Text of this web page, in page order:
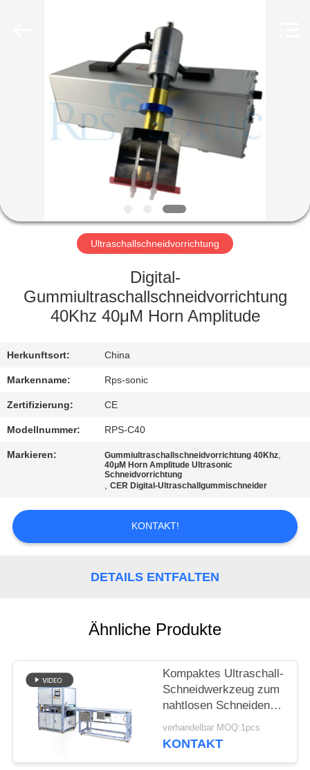
HAUS
PRODUKTE
FABRIK-
AUSFLUG
QUALITÄTSKONTROLLE
SIE
MIT
UNS
IN
VERBINDUNG
NACHRICHTEN
FÄLLE
DATENSCHUTZRICHTLINIE
Ultraschallschneidvorrichtung
Digital-
Gummiultraschallschneidvorrichtung
40Khz 40μM Horn Amplitude
Herkunftsort: China
Markenname: Rps-sonic
Zertifizierung: CE
Modellnummer: RPS-C40
Markieren: Gummiultraschallschneidvorrichtung 40Khz,
40μM Horn Amplitude Ultrasonic
Schneidvorrichtung
,CER Digital-Ultraschallgummischneider
KONTAKT!
DETAILS ENTFALTEN
Ähnliche Produkte
Kompaktes Ultraschall-
Schneidwerkzeug zum
nahtlosen Schneiden
von synthetischen
Stoffen, nicht gewebten
verhandelbar MOQ:1pcs
KONTAKT